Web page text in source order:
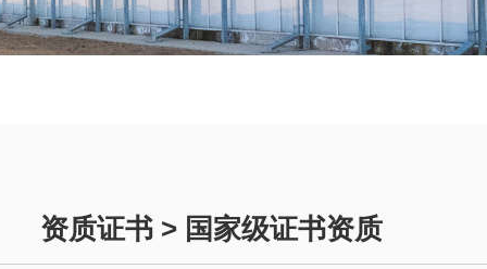
资质证书 > 国家级证书资质